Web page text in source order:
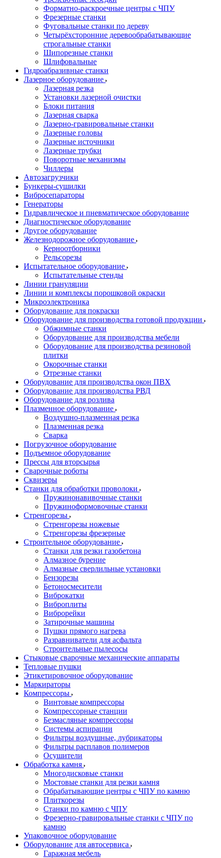
Форматно-раскроечные центры с ЧПУ
Фрезерные станки
Фуговальные станки по дереву
Четырёхсторонние деревообрабатывающие
строгальные станки
Шипорезные станки
Шлифовальные
Гидроабразивные станки
Лазерное оборудование
Лазерная резка
Установки лазерной очистки
Блоки питания
Лазерная сварка
Лазерно-гравировальные станки
Лазерные головы
Лазерные источники
Лазерные трубки
Поворотные механизмы
Чиллеры
Автозагрузчики
Бункеры-сушилки
Вибросепараторы
Генераторы
Гидравлическое и пневматическое оборудование
Диагностическое оборудование
Другое оборудование
Железнодорожное оборудование
Керноотборники
Рельсорезы
Испытательное оборудование
Испытательные стенды
Линии грануляции
Линии и комплексы порошковой окраски
Микроэлектроника
Оборудование для покраски
Оборудование для производства готовой продукции
Обжимные станки
Оборудование для производства мебели
Оборудование для производства резиновой
плитки
Окорочные станки
Отрезные станки
Оборудование для производства окон ПВХ
Оборудование для производства РВД
Оборудование для розлива
Плазменное оборудование
Воздушно-плазменная резка
Плазменная резка
Сварка
Погрузочное оборудование
Подъемное оборудование
Прессы для вторсырья
Сварочные роботы
Сквизеры
Станки для обработки проволоки
Пружинонавивочные станки
Пружиноформовочные станки
Стренгорезы
Стренгорезы ножевые
Стренгорезы фрезерные
Строительное оборудование
Станки для резки газобетона
Алмазное бурение
Алмазные сверлильные установки
Бензорезы
Бетоносмесители
Виброкатки
Виброплиты
Виброрейки
Затирочные машины
Пушки прямого нагрева
Разравниватели для асфальта
Строительные пылесосы
Стыковые сварочные механические аппараты
Тепловые пушки
Этикетировочное оборудование
Маркираторы
Компрессоры
Винтовые компрессоры
Компрессорные станции
Безмасляные компрессоры
Системы аспирации
Фильтры воздушные, лубрикаторы
Фильтры расплавов полимеров
Осушители
Обработка камня
Многодисковые станки
Мостовые станки для резки камня
Обрабатывающие центры с ЧПУ по камню
Плиткорезы
Станки по камню с ЧПУ
Фрезерно-гравировальные станки с ЧПУ по
камню
Упаковочное оборудование
Оборудование для автосервиса
Гаражная мебель